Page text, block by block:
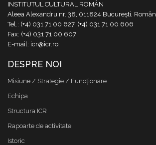
INSTITUTUL CULTURAL ROMÂN
Aleea Alexandru nr. 38, 011824 București,
Tel.: (+4) 031 71 00 627, (+4) 031 71 00 606
Fax: (+4) 031 71 00 607
E-mail: icr@icr.ro
DESPRE NOI
Misiune / Strategie / Funcţionare
Echipa
Structura ICR
Rapoarte de activitate
Istoric